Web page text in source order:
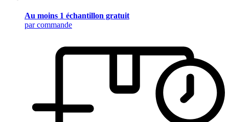
Au moins 1 échantillon gratuit
par commande